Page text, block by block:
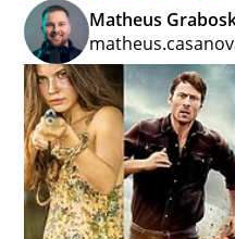
Matheus